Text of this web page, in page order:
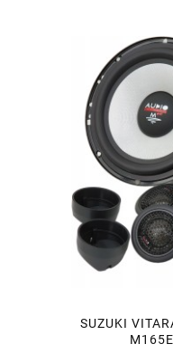
SUZUKI